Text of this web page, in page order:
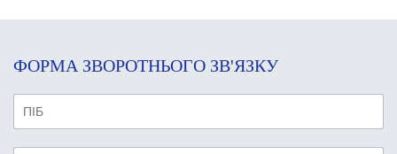
ФОРМА ЗВОРОТНЬОГО ЗВ'ЯЗКУ